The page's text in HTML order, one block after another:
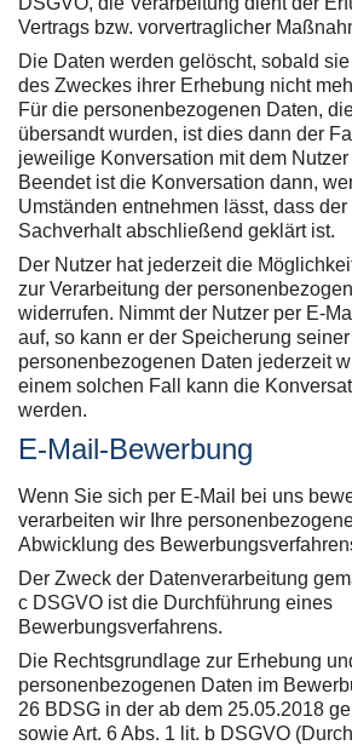
Vertrags bzw. vorvertraglicher
Die Daten werden gelöscht, sobald
des Zweckes ihrer Erhebung nicht
Für die personenbezogenen Daten,
übersandt wurden, ist dies dann der
jeweilige Konversation mit dem Nutzer
Beendet ist die Konversation dann,
Umständen entnehmen lässt, dass der
Sachverhalt abschließend geklärt ist.
Der Nutzer hat jederzeit die
zur Verarbeitung der
widerrufen. Nimmt der Nutzer per E-
auf, so kann er der Speicherung seiner
personenbezogenen Daten jederzeit
einem solchen Fall kann die
werden.
E-Mail-Bewerbung
Wenn Sie sich per E-Mail bei uns
verarbeiten wir Ihre
Abwicklung des
Der Zweck der Datenverarbeitung
c DSGVO ist die Durchführung eines
Bewerbungsverfahrens.
Die Rechtsgrundlage zur Erhebung
personenbezogenen Daten im
26 BDSG in der ab dem 25.05.2018
sowie Art. 6 Abs. 1 lit. b DSGVO